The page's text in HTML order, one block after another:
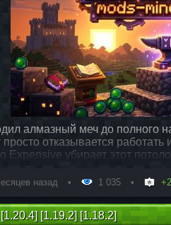
алмазный меч до полного
просто отказывается
Expensive убирает этот
назад 1 035 +2
[1.19.2] [1.18.2]